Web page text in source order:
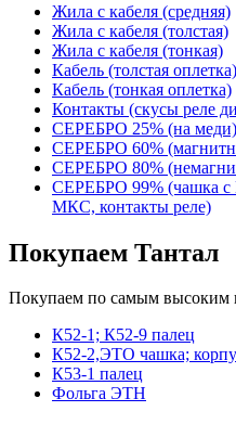
Жила с кабеля (средняя)
Жила с кабеля (толстая)
Жила с кабеля (тонкая)
Кабель (толстая оплетка)
Кабель (тонкая оплетка)
Контакты (скусы реле
СЕРЕБРО 25% (на меди)
СЕРЕБРО 60%
СЕРЕБРО 80%
СЕРЕБРО 99% (чашка с
МКС, контакты реле)
Покупаем Тантал
Покупаем по самым высоким
К52-1; К52-9 палец
К52-2,ЭТО чашка;
К53-1 палец
Фольга ЭТН